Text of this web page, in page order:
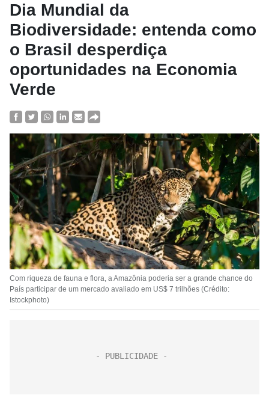
Dia Mundial da
Biodiversidade: entenda como
o Brasil desperdiça
oportunidades na Economia
Verde
Com riqueza de fauna e flora, a Amazônia poderia ser a grande chance do
País participar de um mercado avaliado em US$ 7 trilhões (Crédito:
Istockphoto)